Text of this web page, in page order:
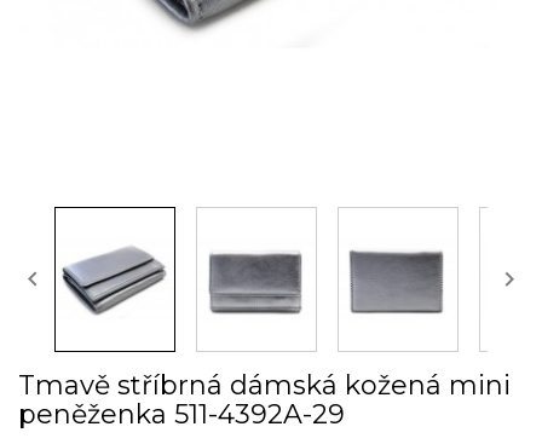
 
Tmavě stříbrná dámská kožená mini
peněženka 511­-4392A­-29